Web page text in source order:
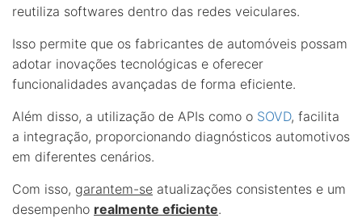
reutiliza softwares dentro das redes veiculares.
Isso permite que os fabricantes de automóveis possam
adotar inovações tecnológicas e oferecer
funcionalidades avançadas de forma eficiente.
Além disso, a utilização de APIs como o SOVD, facilita
a integração, proporcionando diagnósticos automotivos
em diferentes cenários.
Com isso, garantem-se atualizações consistentes e um
desempenho realmente eficiente.